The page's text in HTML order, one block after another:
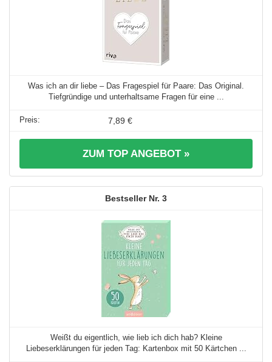
Was ich an dir liebe – Das Fragespiel für Paare: Das Original.
Tiefgründige und unterhaltsame Fragen für eine ...
7,89 €
ZUM TOP ANGEBOT »
3
Weißt du eigentlich, wie lieb ich dich hab? Kleine
Liebeserklärungen für jeden Tag: Kartenbox mit 50 Kärtchen ...